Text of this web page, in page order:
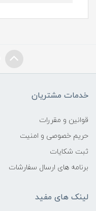
خدمات مشتریان
قوانین و مقررات
حریم خصوصی و امنیت
ثبت شکایات
برنامه های ارسال سفارشات
لینک های مفید